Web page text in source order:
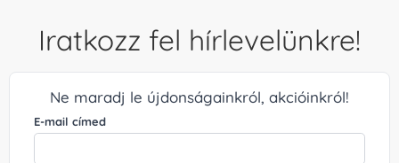
Iratkozz fel hírlevelünkre!
Ne maradj le újdonságainkról, akcióinkról!
E-mail címed